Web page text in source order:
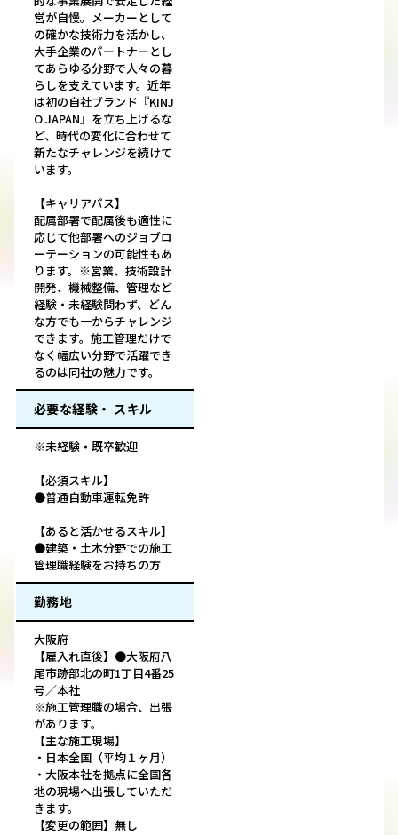
営が自慢。メーカーとして
の確かな技術力を活かし、
大手企業のパートナーとし
てあらゆる分野で人々の暮
らしを支えています。近年
は初の自社ブランド『KINJ
O JAPAN』を立ち上げるな
ど、時代の変化に合わせて
新たなチャレンジを続けて
います。
【キャリアパス】
配属部署で配属後も適性に
応じて他部署へのジョブロ
ーテーションの可能性もあ
ります。※営業、技術設計
開発、機械整備、管理など
経験・未経験問わず、どん
な方でも一からチャレンジ
できます。施工管理だけで
なく幅広い分野で活躍でき
るのは同社の魅力です。
必要な経験・ スキル
※未経験・既卒歓迎
【必須スキル】
●普通自動車運転免許
【あると活かせるスキル】
●建築・土木分野での施工
管理職経験をお持ちの方
勤務地
大阪府
【雇入れ直後】●大阪府八
尾市跡部北の町1丁目4番25
号／本社
※施工管理職の場合、出張
があります。
【主な施工現場】
・日本全国（平均１ヶ月）
・大阪本社を拠点に全国各
地の現場へ出張していただ
きます。
【変更の範囲】無し